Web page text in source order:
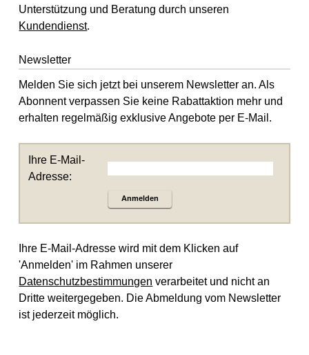
Unterstützung und Beratung durch unseren
Kundendienst.
Newsletter
Melden Sie sich jetzt bei unserem Newsletter an. Als
Abonnent verpassen Sie keine Rabattaktion mehr und
erhalten regelmäßig exklusive Angebote per E-Mail.
Ihre E-Mail-
Adresse:
Anmelden
Ihre E-Mail-Adresse wird mit dem Klicken auf
'Anmelden' im Rahmen unserer
Datenschutzbestimmungen verarbeitet und nicht an
Dritte weitergegeben. Die Abmeldung vom Newsletter
ist jederzeit möglich.